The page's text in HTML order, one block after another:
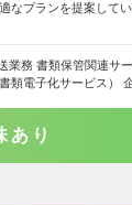
なプランを提案して
業務 書類保管関連サ
類電子化サービス）
あり